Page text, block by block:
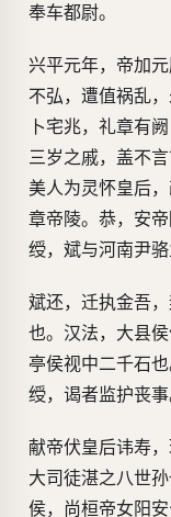
奉车都尉。
兴平元年，帝加
不弘，遭值祸乱
卜宅兆，礼章有
三岁之戚，盖不
美人为灵怀皇后
章帝陵。恭，安
绶，斌与河南尹骆
斌还，迁执金吾
也。汉法，大县
亭侯视中二千石
绶，谒者监护丧事
献帝伏皇后讳寿
大司徒湛之八世
侯，尚桓帝女阳